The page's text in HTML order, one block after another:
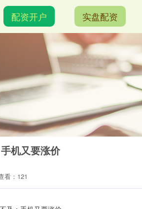
配资开户 实盘配资
机又要涨价
看：121